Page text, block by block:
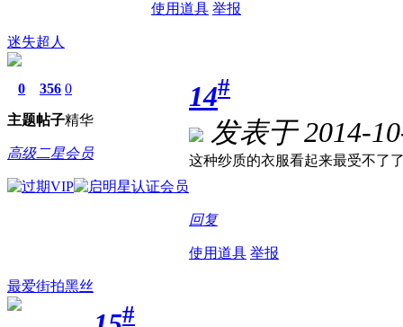
使用道具 举报
迷失超人
0
主题
356
帖子
0
精华
高级二星会员
14#
发表于 2014-
这种纱质的衣服看起来最受不了
回复
使用道具 举报
最爱街拍黑丝
#